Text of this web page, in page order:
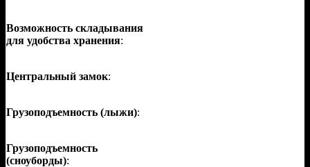
Возможность складывания
для удобства хранения:
Центральный замок:
Грузоподъемность (лыжи):
Грузоподъемность
(сноуборды):